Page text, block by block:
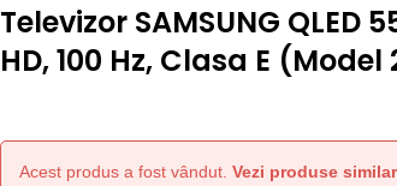
Televizor SAMSUNG QLED
HD, 100 Hz, Clasa E (Model
Acest produs a fost vândut. Vezi produse